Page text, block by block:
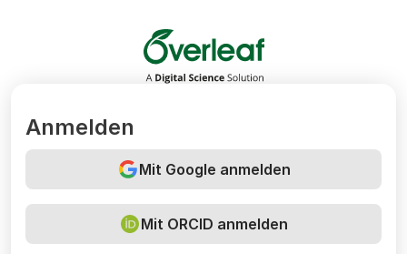
Overleaf
Anmelden
Mit Google anmelden
Mit ORCID anmelden